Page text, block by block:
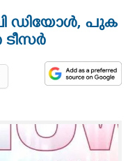
ഡിയോൾ,​ പുക
ടീസർ